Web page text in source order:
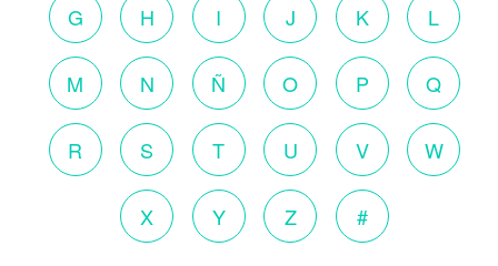
G H I J K L
M N Ñ O P Q
R S T U V W
X Y Z #